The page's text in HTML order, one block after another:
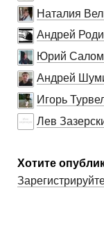
Наталия
Андрей
Юрий
Андрей
Игорь
Лев
Хотите